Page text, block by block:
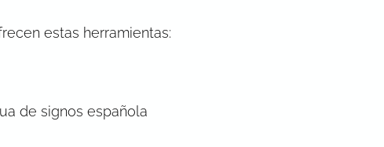
estas herramientas:
de signos española